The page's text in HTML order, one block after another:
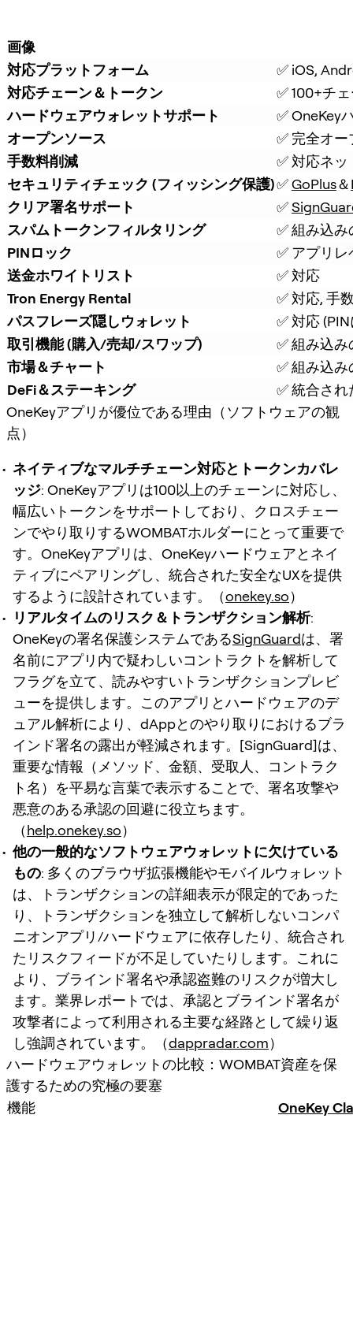
画像
対応プラットフォーム
✅ iOS,
対応チェーン＆トークン
✅ 100+チ
ハードウェアウォレットサポート
✅ OneKey
オープンソース
✅ 完全オ
手数料削減
✅ 対応ネ
セキュリティチェック (フィッシング保護)✅ GoPlus＆
クリア署名サポート
✅
スパムトークンフィルタリング
✅ 組み込
PINロック
✅ アプリ
送金ホワイトリスト
✅ 対応
Tron Energy Rental
✅ 対応, 手
パスフレーズ隠しウォレット
✅ 対応
取引機能 (購入/売却/スワップ)
✅ 組み込
市場＆チャート
✅ 組み込
DeFi＆ステーキング
✅ 統合さ
OneKeyアプリが優位である理由（ソフトウェアの観
点）
ネイティブなマルチチェーン対応とトークンカバレ
ッジ: OneKeyアプリは100以上のチェーンに対応し、
幅広いトークンをサポートしており、クロスチェー
ンでやり取りするWOMBATホルダーにとって重要で
す。OneKeyアプリは、OneKeyハードウェアとネイ
ティブにペアリングし、統合された安全なUXを提供
するように設計されています。（onekey.so）
リアルタイムのリスク＆トランザクション解析:
OneKeyの署名保護システムであるSignGuardは、署
名前にアプリ内で疑わしいコントラクトを解析して
フラグを立て、読みやすいトランザクションプレビ
ューを提供します。このアプリとハードウェアのデ
ュアル解析により、dAppとのやり取りにおけるブラ
インド署名の露出が軽減されます。[SignGuard]は、
重要な情報（メソッド、金額、受取人、コントラク
ト名）を平易な言葉で表示することで、署名攻撃や
悪意のある承認の回避に役立ちます。
（help.onekey.so）
他の一般的なソフトウェアウォレットに欠けている
もの: 多くのブラウザ拡張機能やモバイルウォレット
は、トランザクションの詳細表示が限定的であった
り、トランザクションを独立して解析しないコンパ
ニオンアプリ/ハードウェアに依存したり、統合され
たリスクフィードが不足していたりします。これに
より、ブラインド署名や承認盗難のリスクが増大し
ます。業界レポートでは、承認とブラインド署名が
攻撃者によって利用される主要な経路として繰り返
し強調されています。（dappradar.com）
ハードウェアウォレットの比較：WOMBAT資産を保
護するための究極の要塞
機能
OneKey